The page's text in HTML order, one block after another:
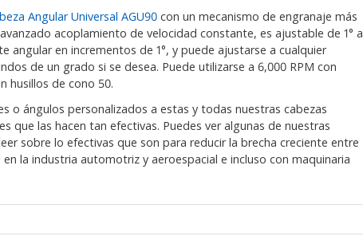
Angular Universal AGU90con un mecanismo de engranaje más
acoplamiento de velocidad constante, es ajustable de 1° a
angular en incrementos de 1°, y puede ajustarse a cualquier
de un grado si se desea. Puede utilizarse a 6,000 RPM con
husillos de cono 50.
o ángulos personalizados a estas y todas nuestras cabezas
que las hacen tan efectivas. Puedes ver algunas de nuestras
sobre lo efectivas que son para reducir la brecha creciente entre
la industria automotriz y aeroespacial e incluso con maquinaria